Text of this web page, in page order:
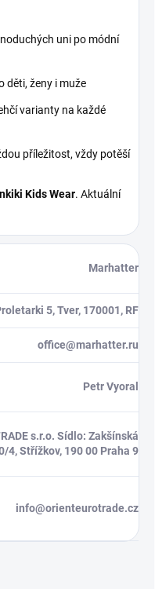
uni po módní
děti, ženy i muže
varianty na každé
příležitost, vždy potěší
Kids Wear. Aktuální
Marhatter
5, Tver, 170001, RF
office@marhatter.ru
Petr Vyoral
s.r.o. Sídlo: Zakšínská
4, Střížkov, 190 00 Praha 9
info@orienteurotrade.cz